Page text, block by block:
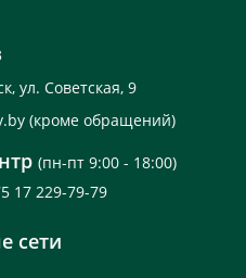
ул. Советская, 9
(кроме обращений)
(пн-пт 9:00 - 18:00)
17 229-79-79
сети